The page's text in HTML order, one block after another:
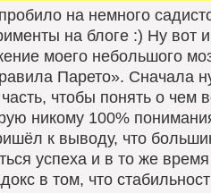
на немного
на блоге :) Ну вот и
моего небольшого
Парето». Сначала
чтобы понять о чем
никому 100%
к выводу, что
успеха и в то же
в том, что